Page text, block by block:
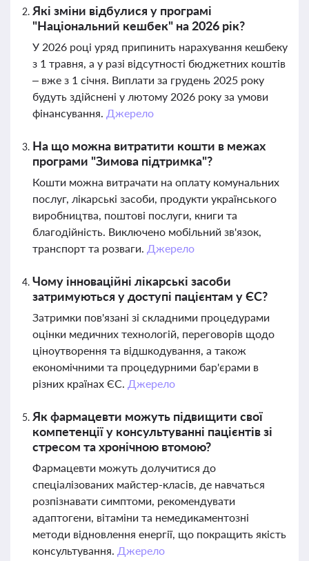
Які зміни відбулися у програмі
"Національний кешбек" на 2026 рік?
У 2026 році уряд припинить нарахування кешбеку
з 1 травня, а у разі відсутності бюджетних коштів
– вже з 1 січня. Виплати за грудень 2025 року
будуть здійснені у лютому 2026 року за умови
фінансування. Джерело
На що можна витратити кошти в межах
програми "Зимова підтримка"?
Кошти можна витрачати на оплату комунальних
послуг, лікарські засоби, продукти українського
виробництва, поштові послуги, книги та
благодійність. Виключено мобільний зв'язок,
транспорт та розваги. Джерело
Чому інноваційні лікарські засоби
затримуються у доступі пацієнтам у ЄС?
Затримки пов'язані зі складними процедурами
оцінки медичних технологій, переговорів щодо
ціноутворення та відшкодування, а також
економічними та процедурними бар'єрами в
різних країнах ЄС. Джерело
Як фармацевти можуть підвищити свої
компетенції у консультуванні пацієнтів зі
стресом та хронічною втомою?
Фармацевти можуть долучитися до
спеціалізованих майстер-класів, де навчаться
розпізнавати симптоми, рекомендувати
адаптогени, вітаміни та немедикаментозні
методи відновлення енергії, що покращить якість
консультування. Джерело